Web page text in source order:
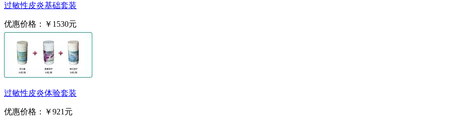
过敏性皮炎基础套装
优惠价格： ￥1530元
过敏性皮炎体验套装
优惠价格： ￥921元